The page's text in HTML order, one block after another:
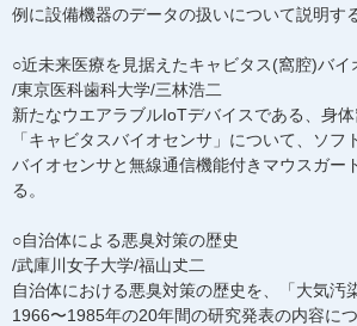
例に設備機器のデータの扱いについて説明する
○近未来医療を見据えたキャビタス(窩腔)バイ
/東京医科歯科大学/三林浩二
新たなウエアラブルIoTデバイスである、身
「キャビタスバイオセンサ」について、ソフ
バイオセンサと無線通信機能付きマウスガー
る。
○自治体による悪臭対策の歴史
/武庫川女子大学/福山𠀋二
自治体における悪臭対策の歴史を、「大気汚
1966〜1985年の20年間の研究発表の内容に